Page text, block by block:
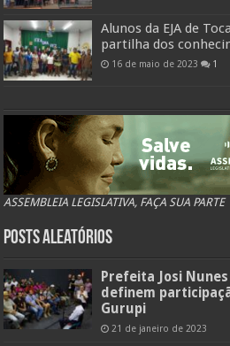
Alunos da EJA de
partilha dos
16 de maio de 2023 1
ASSEMBLEIA LEGISLATIVA, FAÇA SUA PARTE
Posts Aleatórios
Prefeita Josi
definem
Gurupi
21 de janeiro de 2023